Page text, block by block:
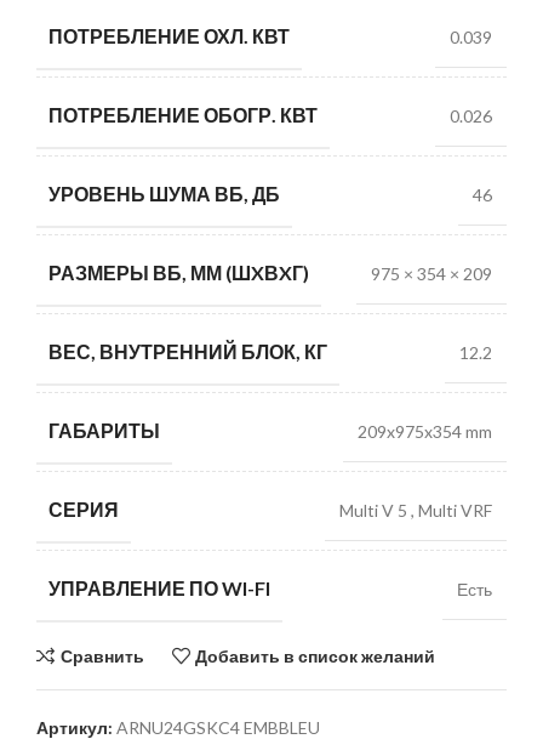
ПОТРЕБЛЕНИЕ ОХЛ. КВТ 0.039
ПОТРЕБЛЕНИЕ ОБОГР. КВТ 0.026
УРОВЕНЬ ШУМА ВБ, ДБ 46
РАЗМЕРЫ ВБ, ММ (ШXВXГ) 975 × 354 × 209
ВЕС, ВНУТРЕННИЙ БЛОК, КГ 12.2
ГАБАРИТЫ 209x975x354 mm
СЕРИЯ Multi V 5 , Multi VRF
УПРАВЛЕНИЕ ПО WI-FI Есть
Сравнить Добавить в список желаний
Артикул: ARNU24GSKC4 EMBBLEU